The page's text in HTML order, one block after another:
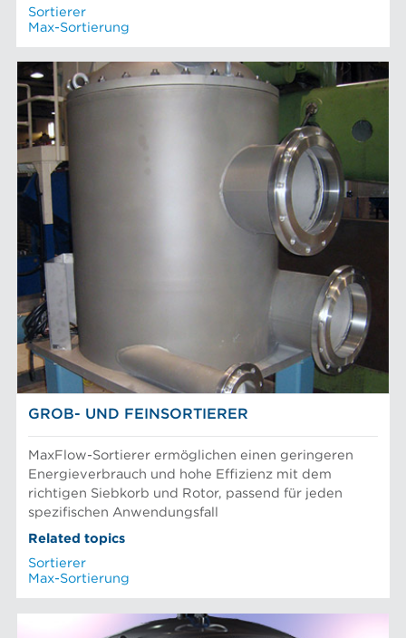
Sortierer
Max-Sortierung
GROB- UND FEINSORTIERER
MaxFlow-Sortierer ermöglichen einen geringeren
Energieverbrauch und hohe Effizienz mit dem
richtigen Siebkorb und Rotor, passend für jeden
spezifischen Anwendungsfall
Related topics
Sortierer
Max-Sortierung